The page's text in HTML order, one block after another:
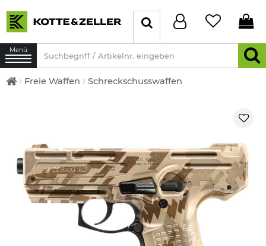
Menü
Freie Waffen Schreckschusswaffen